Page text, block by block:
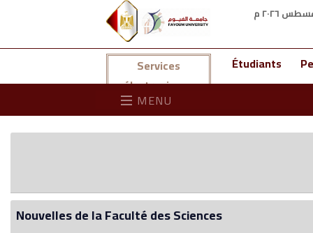
Services
électroniques
Étudiants
MENU
Nouvelles de la Faculté des Sciences